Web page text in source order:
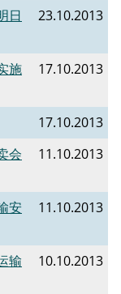
日
23.10.2013
施
17.10.2013
17.10.2013
会
11.10.2013
安
11.10.2013
输
10.10.2013